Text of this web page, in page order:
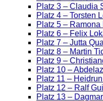
Platz 3 – Claudia
Platz 4 – Torsten
Platz 5 –
Platz 6 – Felix
Platz 7 – Jutta
Platz 8 – Martin
Platz 9 –
Platz 10 –
Platz 11 –
Platz 12 – Ralf
Platz 13 –